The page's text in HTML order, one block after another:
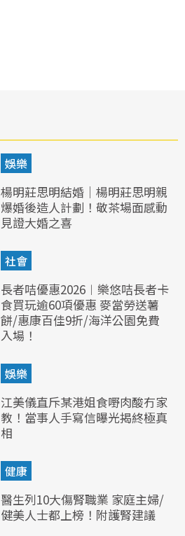
娛樂
楊明莊思明結婚｜楊明莊思明親
爆婚後造人計劃！敬茶場面感動
見證大婚之喜
社會
長者咭優惠2026︱樂悠咭長者卡
食買玩逾60項優惠 麥當勞送薯
餅/惠康百佳9折/海洋公園免費
入場！
娛樂
江美儀直斥某港姐食嘢肉酸冇家
教！當事人手寫信曝光揭終極真
相
健康
醫生列10大傷腎職業 家庭主婦/
健美人士都上榜！附護腎建議